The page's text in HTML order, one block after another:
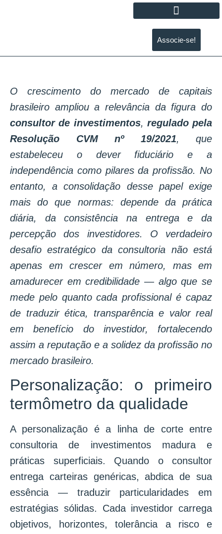
Associe-se!
O crescimento do mercado de capitais
brasileiro ampliou a relevância da figura do
consultor de investimentos, regulado pela
Resolução CVM nº 19/2021, que
estabeleceu o dever fiduciário e a
independência como pilares da profissão. No
entanto, a consolidação desse papel exige
mais do que normas: depende da prática
diária, da consistência na entrega e da
percepção dos investidores. O verdadeiro
desafio estratégico da consultoria não está
apenas em crescer em número, mas em
amadurecer em credibilidade — algo que se
mede pelo quanto cada profissional é capaz
de traduzir ética, transparência e valor real
em benefício do investidor, fortalecendo
assim a reputação e a solidez da profissão no
mercado brasileiro.
Personalização: o primeiro
termômetro da qualidade
A personalização é a linha de corte entre
consultoria de investimentos madura e
práticas superficiais. Quando o consultor
entrega carteiras genéricas, abdica de sua
essência — traduzir particularidades em
estratégias sólidas. Cada investidor carrega
objetivos, horizontes, tolerância a risco e